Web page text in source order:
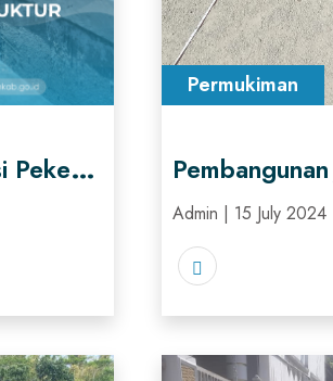
Monitoring dan Evaluasi Pekerjaan Infrastruktur di Kecamatan Ngadirojo
Permukiman
Admin | 15 July 2024